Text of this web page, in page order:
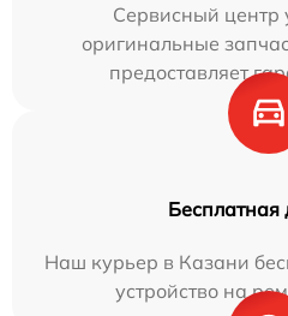
Сервисный центр
оригинальные
предоставляет
Бесплатная
Наш курьер в Казани
устройство на